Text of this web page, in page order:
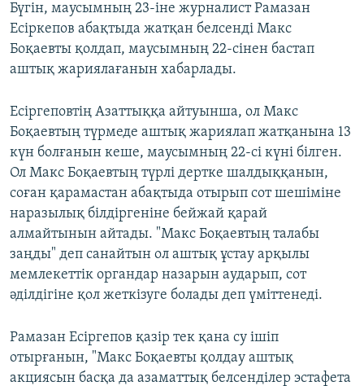
Бүгін, маусымның 23-іне журналист Рамазан
Есіркепов абақтыда жатқан белсенді Макс
Боқаевты қолдап, маусымның 22-сінен бастап
аштық жариялағанын хабарлады.
Есіргеповтің Азаттыққа айтуынша, ол Макс
Боқаевтың түрмеде аштық жариялап жатқанына 13
күн болғанын кеше, маусымның 22-сі күні білген.
Ол Макс Боқаевтың түрлі дертке шалдыққанын,
соған қарамастан абақтыда отырып сот шешіміне
наразылық білдіргеніне бейжай қарай
алмайтынын айтады. "Макс Боқаевтың талабы
заңды" деп санайтын ол аштық ұстау арқылы
мемлекеттік органдар назарын аударып, сот
әділдігіне қол жеткізуге болады деп үміттенеді.
Рамазан Есіргепов қазір тек қана су ішіп
отырғанын, "Макс Боқаевты қолдау аштық
акциясын басқа да азаматтық белсенділер эстафета